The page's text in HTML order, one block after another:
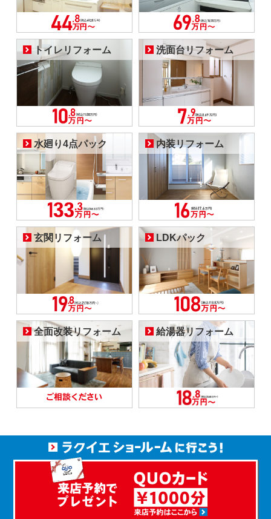
トイレリフォーム 洗面台リフォーム
水廻り4点パック 内装リフォーム
玄関リフォーム LDKパック
全面改装リフォーム 給湯器リフォーム